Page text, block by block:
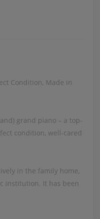
Condition, Made in
grand piano – a top-
condition, well-cared
in the family home,
institution. It has been